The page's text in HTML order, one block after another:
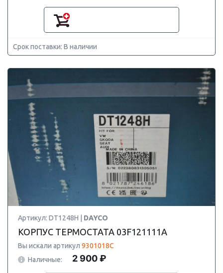
Срок поставки: В наличии
Артикул: DT1248H | DAYCO
КОРПУС ТЕРМОСТАТА 03F121111A
Вы искали артикул 9301018C
Наличные:
2 900 ₽